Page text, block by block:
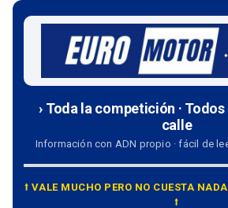
› Toda la competición ·
calle
Información con ADN propio · fácil de
⭡ VALE MUCHO PERO NO CUESTA
⭡